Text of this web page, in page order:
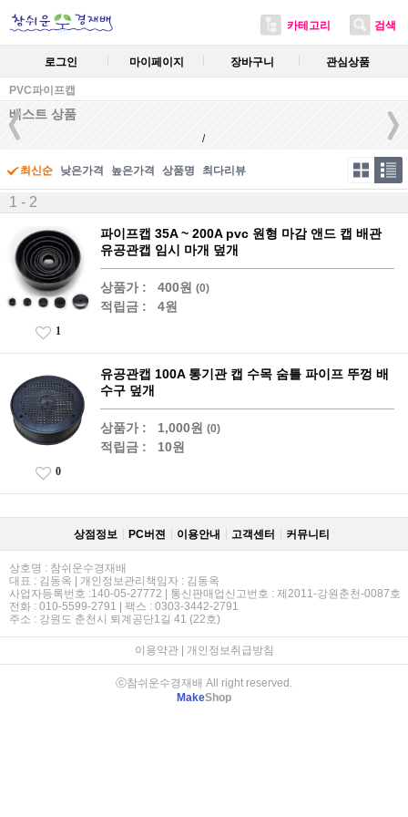
카테고리 검색
로그인 마이페이지 장바구니 관심상품
PVC파이프캡
베스트 상품
/
최신순 낮은가격 높은가격 상품명 최다리뷰
1 - 2
파이프캡 35A ~ 200A pvc 원형 마감 앤드 캡 배관
유공관캡 임시 마개 덮개
상품가 : 400원 (0)
적립금 : 4원
1
유공관캡 100A 통기관 캡 수목 숨틀 파이프 뚜껑 배
수구 덮개
상품가 : 1,000원 (0)
적립금 : 10원
0
상점정보 PC버젼 이용안내 고객센터 커뮤니티
상호명 : 참쉬운수경재배
대표 : 김동옥 | 개인정보관리책임자 : 김동옥
사업자등록번호 :140-05-27772 | 통신판매업신고번호 : 제2011-강원춘천-0087호
전화 : 010-5599-2791 | 팩스 : 0303-3442-2791
주소 : 강원도 춘천시 퇴계공단1길 41 (22호)
이용약관| 개인정보취급방침
ⓒ참쉬운수경재배 All right reserved.
MakeShop